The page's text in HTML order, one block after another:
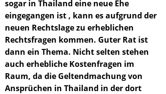
sogar in Thailand eine neue Ehe
eingegangen ist , kann es aufgrund der
neuen Rechtslage zu erheblichen
Rechtsfragen kommen. Guter Rat ist
dann ein Thema. Nicht selten stehen
auch erhebliche Kostenfragen im
Raum, da die Geltendmachung von
Ansprüchen in Thailand in der dort